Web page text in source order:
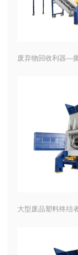
废弃物回收利器—
大型废品塑料终